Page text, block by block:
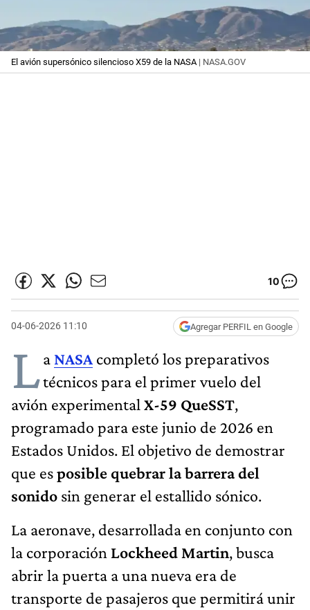
El avión supersónico silencioso X59 de la NASA| NASA.GOV
10
04-06-2026 11:10 Agregar PERFIL en Google
La NASA completó los preparativos
técnicos para el primer vuelo del
avión experimental X-59 QueSST,
programado para este junio de 2026 en
Estados Unidos. El objetivo de demostrar
que esposible quebrar la barrera del
sonido sin generar el estallido sónico.
La aeronave, desarrollada en conjunto con
la corporación Lockheed Martin, busca
abrir la puerta a una nueva era de
transporte de pasajeros que permitirá unir